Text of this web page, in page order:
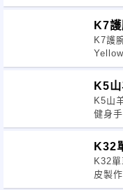
K7
K7護
K5
K5山
健身
K32
K32
皮製